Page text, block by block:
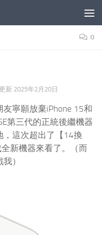
0
新 2025年2月20日
寧願放棄iPhone 15和
第三代的正統後繼機器
，這次超出了【14換
新機器來看了。（而
）